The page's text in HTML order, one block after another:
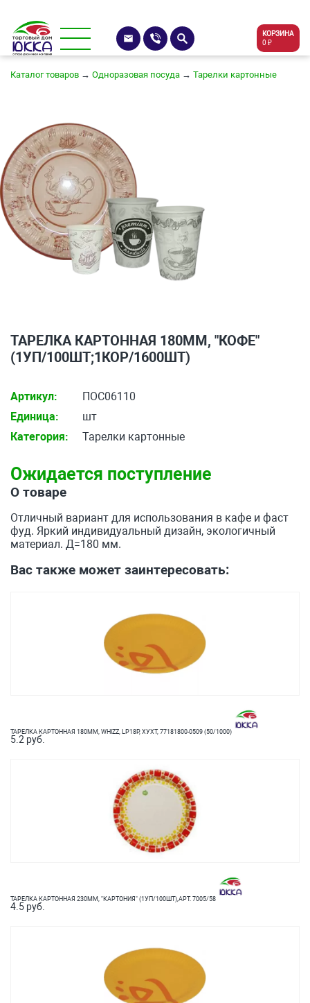
КОРЗИНА
0 ₽
Каталог товаров → Одноразовая посуда → Тарелки картонные
ТАРЕЛКА КАРТОННАЯ 180ММ, "КОФЕ"
(1УП/100ШТ;1КОР/1600ШТ)
Артикул:
ПОС06110
Единица:
шт
Категория:
Тарелки картонные
Ожидается поступление
О товаре
Отличный вариант для использования в кафе и фаст
фуд. Яркий индивидуальный дизайн, экологичный
материал. Д=180 мм.
Вас также может заинтересовать:
ТАРЕЛКА КАРТОННАЯ 180ММ, WHIZZ, LP18P, ХУХТ, 77181800-0509 (50/1000)
5.2 руб.
ТАРЕЛКА КАРТОННАЯ 230ММ, "КАРТОНИЯ" (1УП/100ШТ),АРТ. 7005/58
4.5 руб.